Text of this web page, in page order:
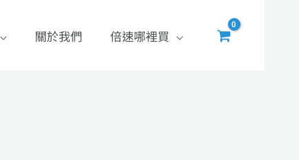
關於我們 倍速哪裡買